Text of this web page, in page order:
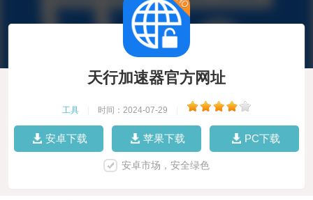
天行加速器官方网址
工具 时间：2024-07-29
安卓下载 苹果下载 PC下载
安卓市场，安全绿色